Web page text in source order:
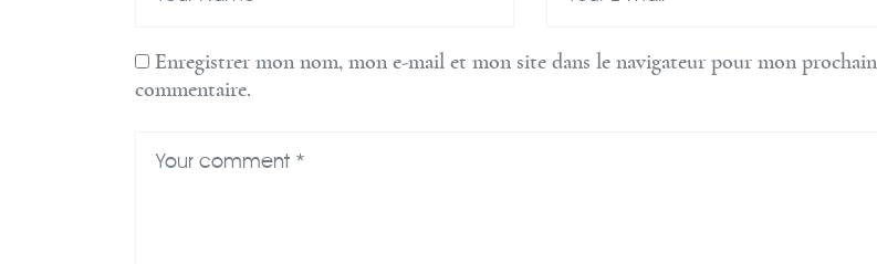
Enregistrer mon nom, mon e-mail et mon site dans le navigateur pour mon prochain
commentaire.